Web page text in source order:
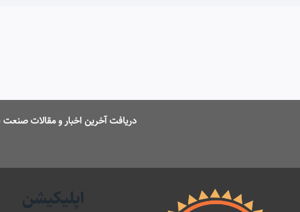
دریافت آخرین اخبار و مقالات
اپلیکیشن